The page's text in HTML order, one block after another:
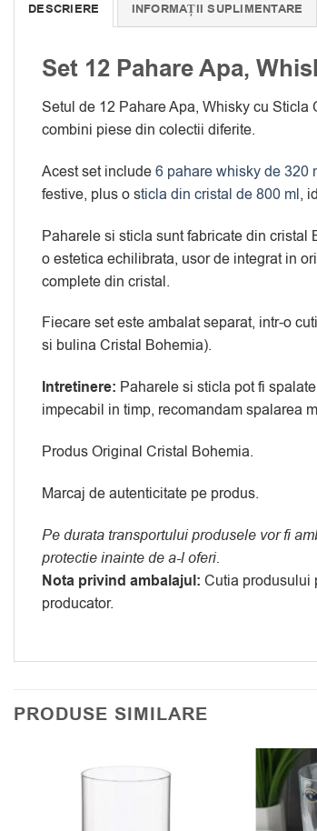
DESCRIERE INFORMAȚII SUPLIMENTARE
Set 12 Pahare Apa,
Setul de 12 Pahare Apa, Whisky cu
combini piese din colectii diferite.
Acest set include6 pahare whisky de 320
festive, plus o sticla din cristal de 800 ml,
Paharele si sticla sunt fabricate din cristal
o estetica echilibrata, usor de integrat in
complete din cristal.
Fiecare set este ambalat separat, intr-o
si bulina Cristal Bohemia).
Intretinere: Paharele si sticla pot fi
impecabil in timp, recomandam spalarea
Produs Original Cristal Bohemia.
Marcaj de autenticitate pe produs.
Pe durata transportului produsele vor fi
protectie inainte de a-l oferi.
Nota privind ambalajul: Cutia produsului
producator.
PRODUSE SIMILARE